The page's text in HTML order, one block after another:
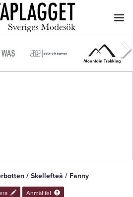
/ Skellefteå / Fanny
Anmäl fel